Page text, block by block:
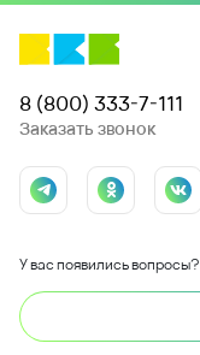
8 (800) 333-7-111
Заказать звонок
У вас появились вопросы?